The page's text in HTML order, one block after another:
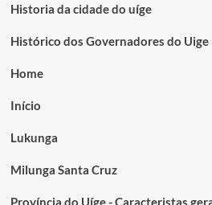
Historia da cidade do uíge
Histórico dos Governadores do Uige
Home
Início
Lukunga
Milunga Santa Cruz
Província do Uíge - Caracteristas